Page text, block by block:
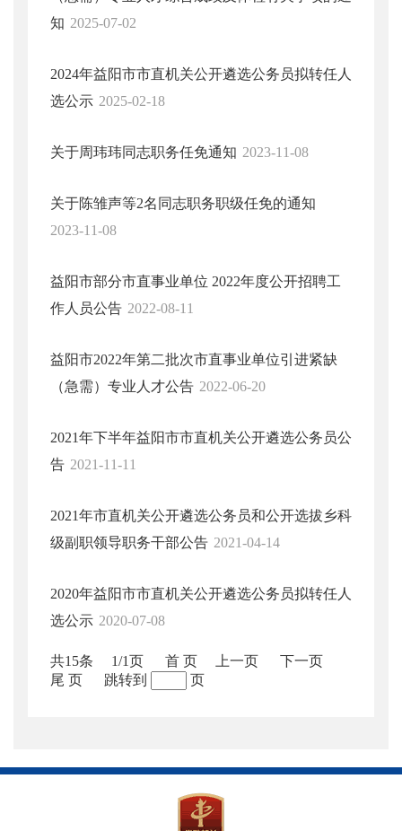
知 2025-07-02
2024年益阳市市直机关公开遴选公务员拟转任人
选公示 2025-02-18
关于周玮玮同志职务任免通知 2023-11-08
关于陈雏声等2名同志职务职级任免的通知
2023-11-08
益阳市部分市直事业单位 2022年度公开招聘工
作人员公告 2022-08-11
益阳市2022年第二批次市直事业单位引进紧缺
（急需）专业人才公告 2022-06-20
2021年下半年益阳市市直机关公开遴选公务员公
告 2021-11-11
2021年市直机关公开遴选公务员和公开选拔乡科
级副职领导职务干部公告 2021-04-14
2020年益阳市市直机关公开遴选公务员拟转任人
选公示 2020-07-08
共15条 1/1页 首 页 上一页
下一页
尾 页
跳转到 页